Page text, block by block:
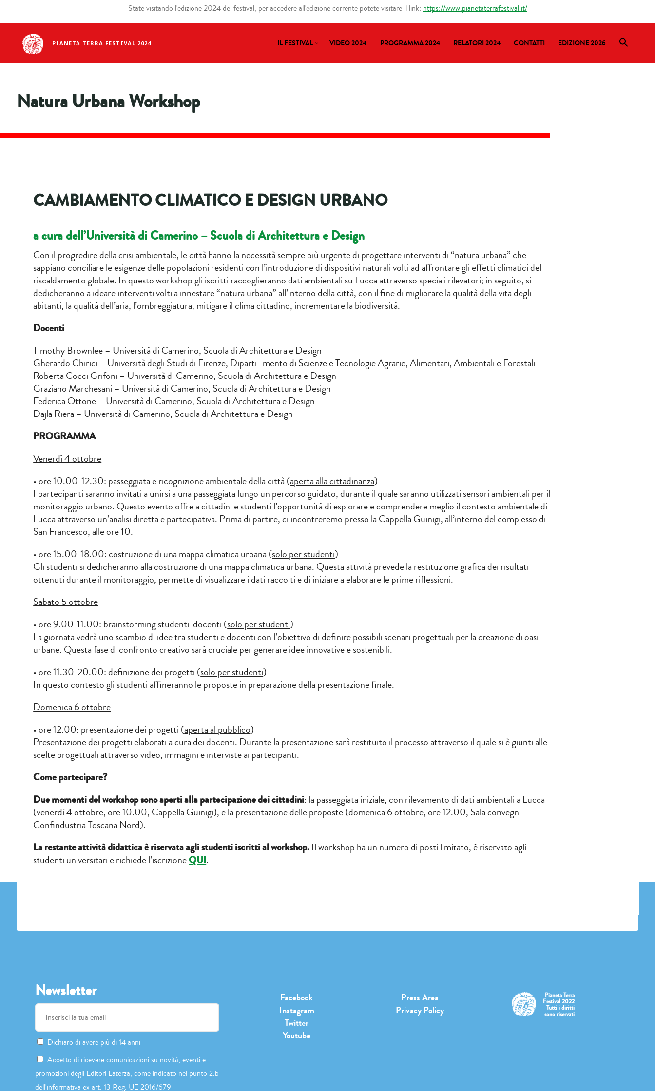
PIANETA TERRA FESTIVAL 2024 IL FESTIVAL VIDEO 2024 PROGRAMMA 2024 RELATORI 2024 CONTATTI EDIZIONE 2026
State visitando l'edizione 2024 del festival, per accedere all'edizione corrente potete visitare il link: https://www.pianetaterrafestival.it/
Natura Urbana Workshop
CAMBIAMENTO CLIMATICO E DESIGN URBANO
a cura dell’Università di Camerino – Scuola di Architettura e Design
Con il progredire della crisi ambientale, le città hanno la necessità sempre più urgente di progettare interventi di “natura urbana” che
sappiano conciliare le esigenze delle popolazioni residenti con l’introduzione di dispositivi naturali volti ad affrontare gli effetti climatici del
riscaldamento globale. In questo workshop gli iscritti raccoglieranno dati ambientali su Lucca attraverso speciali rilevatori; in seguito, si
dedicheranno a ideare interventi volti a innestare “natura urbana” all’interno della città, con il fine di migliorare la qualità della vita degli
abitanti, la qualità dell’aria, l’ombreggiatura, mitigare il clima cittadino, incrementare la biodiversità.
Docenti
Timothy Brownlee – Università di Camerino, Scuola di Architettura e Design
Gherardo Chirici – Università degli Studi di Firenze, Diparti- mento di Scienze e Tecnologie Agrarie, Alimentari, Ambientali e Forestali
Roberta Cocci Grifoni – Università di Camerino, Scuola di Architettura e Design
Graziano Marchesani – Università di Camerino, Scuola di Architettura e Design
Federica Ottone – Università di Camerino, Scuola di Architettura e Design
Dajla Riera – Università di Camerino, Scuola di Architettura e Design
PROGRAMMA
Venerdì 4 ottobre
• ore 10.00-12.30: passeggiata e ricognizione ambientale della città (aperta alla cittadinanza)
I partecipanti saranno invitati a unirsi a una passeggiata lungo un percorso guidato, durante il quale saranno utilizzati sensori ambientali per il
monitoraggio urbano. Questo evento offre a cittadini e studenti l’opportunità di esplorare e comprendere meglio il contesto ambientale di
Lucca attraverso un’analisi diretta e partecipativa. Prima di partire, ci incontreremo presso la Cappella Guinigi, all’interno del complesso di
San Francesco, alle ore 10.
• ore 15.00-18.00: costruzione di una mappa climatica urbana (solo per studenti)
Gli studenti si dedicheranno alla costruzione di una mappa climatica urbana. Questa attività prevede la restituzione grafica dei risultati
ottenuti durante il monitoraggio, permette di visualizzare i dati raccolti e di iniziare a elaborare le prime riflessioni.
Sabato 5 ottobre
• ore 9.00-11.00: brainstorming studenti-docenti (solo per studenti)
La giornata vedrà uno scambio di idee tra studenti e docenti con l’obiettivo di definire possibili scenari progettuali per la creazione di oasi
urbane. Questa fase di confronto creativo sarà cruciale per generare idee innovative e sostenibili.
• ore 11.30-20.00: definizione dei progetti (solo per studenti)
In questo contesto gli studenti affineranno le proposte in preparazione della presentazione finale.
Domenica 6 ottobre
• ore 12.00: presentazione dei progetti (aperta al pubblico)
Presentazione dei progetti elaborati a cura dei docenti. Durante la presentazione sarà restituito il processo attraverso il quale si è giunti alle
scelte progettuali attraverso video, immagini e interviste ai partecipanti.
Come partecipare?
Due momenti del workshop sono aperti alla partecipazione dei cittadini: la passeggiata iniziale, con rilevamento di dati ambientali a Lucca
(venerdì 4 ottobre, ore 10.00, Cappella Guinigi), e la presentazione delle proposte (domenica 6 ottobre, ore 12.00, Sala convegni
Confindustria Toscana Nord).
La restante attività didattica è riservata agli studenti iscritti alworkshop. Il workshop ha un numero di posti limitato, è riservato agli
studenti universitari e richiede l’iscrizioneQUI.
Newsletter
Dichiaro di avere più di 14 anni
Accetto di ricevere comunicazioni su novità, eventi e
promozioni degli Editori Laterza, come indicato nel punto 2.b
dell'informativa ex art. 13 Reg. UE 2016/679
Facebook
Instagram
Twitter
Youtube
Press Area
Privacy Policy
Pianeta Terra
Festival 2022
Tutti i diritti
sono riservati